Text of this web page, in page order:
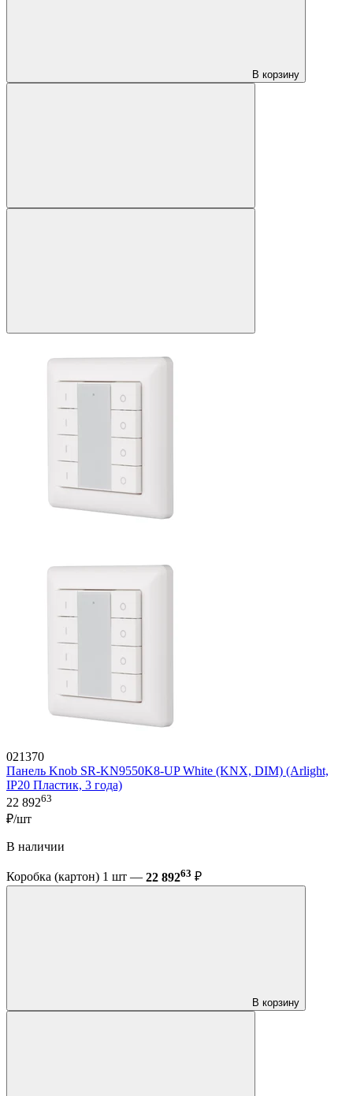
В корзину
021370
Панель Knob SR-KN9550K8-UP White (KNX, DIM) (Arlight,
IP20 Пластик, 3 года)
22 89263
₽/шт
В наличии
Коробка (картон) 1 шт — 22 89263 ₽
В корзину